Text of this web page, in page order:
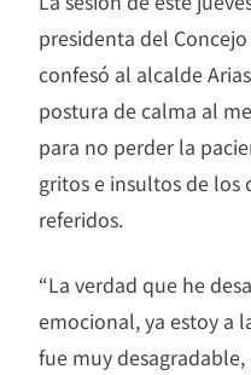
presidenta del
confesó al alcalde
postura de calma al
para no perder la
gritos e insultos de los
referidos.
“La verdad que he
emocional, ya estoy a
fue muy